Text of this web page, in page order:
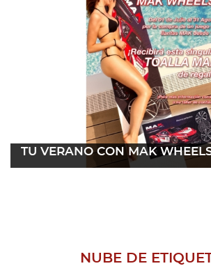
TU VERANO CON MAK
NUBE DE